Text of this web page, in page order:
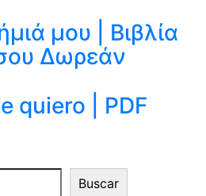
μου | Βιβλία
Δωρεάν
quiero | PDF
Buscar